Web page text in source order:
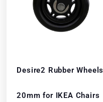
Desire2 Rubber Wheels
20mm for IKEA Chairs